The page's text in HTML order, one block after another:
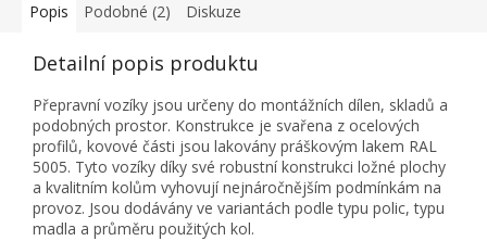
Popis Podobné (2) Diskuze
Detailní popis produktu
Přepravní vozíky jsou určeny do montážních dílen, skladů a
podobných prostor. Konstrukce je svařena z ocelových
profilů, kovové části jsou lakovány práškovým lakem RAL
5005. Tyto vozíky díky své robustní konstrukci ložné plochy
a kvalitním kolům vyhovují nejnáročnějším podmínkám na
provoz. Jsou dodávány ve variantách podle typu polic, typu
madla a průměru použitých kol.